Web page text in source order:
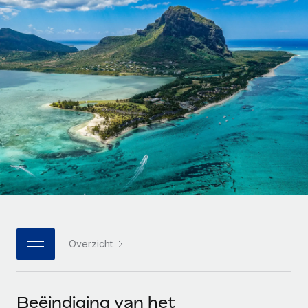
Zzp'ers internationaal onboarden en beheren
PEO
Ingewikkelde HR-taken eenvoudig uitbesteden
INFRASTRUCTUUR
Remote Embedded
HR naadloos in workflows integreren
Platform
Ingebouwde essentiële HR-functies voor je team
Integraties
GROEIFASE
Start-ups
Flexibele global HR en payroll solutions voor groeiende
bedrijven
Mid-market
Teams uitbreiden met HR solutions op maat
Enterprise
Global HR voor grote bedrijven
WERK MET ONS SAMEN
Strategische technologiepartners
Een partner worden
Betalingscalculator voor zzp'ers
Ontdek valuta-opties en betaalsnelheden voor
internationale zzp'ers
LEREN MET REMOTE
Onderzoek en gidsen
Casestudy's
HR-woordenlijst
Checklists en templates
Webinars
Nederlands
Français
Deutsch
Español
Italiano
Português (Portugal)
日本語
한국어
Inloggen
Overzicht
Beëindiging van het